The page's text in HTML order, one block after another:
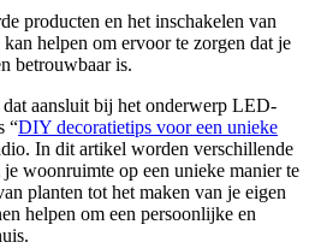
producten en het inschakelen van
helpen om ervoor te zorgen dat je
betrouwbaar is.
dat aansluit bij het onderwerp LED-
“DIY decoratietips voor een unieke
In dit artikel worden verschillende
woonruimte op een unieke manier te
planten tot het maken van je eigen
helpen om een persoonlijke en